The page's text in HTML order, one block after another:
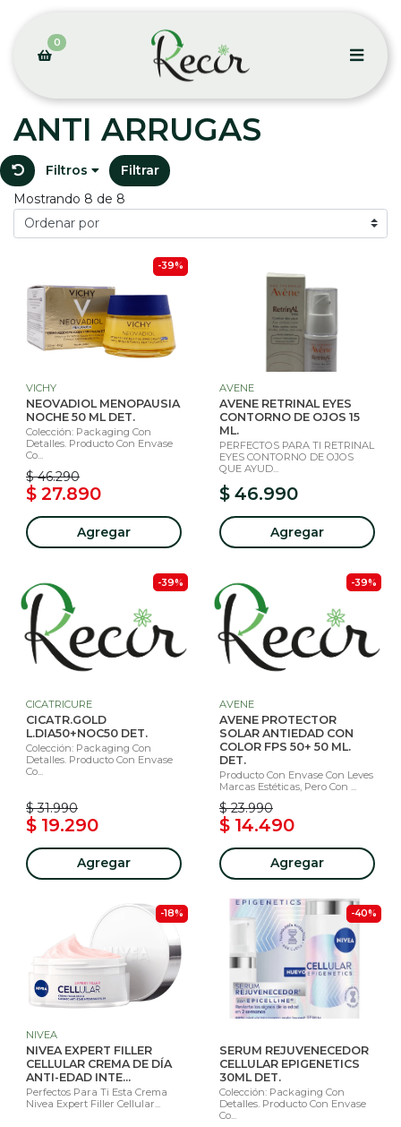
0
ANTI ARRUGAS
Filtros
Filtrar
Mostrando 8 de 8
-39%
VICHY
NEOVADIOL MENOPAUSIA
NOCHE 50 ML DET.
Colección: Packaging Con
Detalles. Producto Con Envase
Co...
$ 46.290
$ 27.890
Agregar
AVENE
AVENE RETRINAL EYES
CONTORNO DE OJOS 15
ML.
PERFECTOS PARA TI RETRINAL
EYES CONTORNO DE OJOS
QUE AYUD...
$ 46.990
Agregar
-39%
CICATRICURE
CICATR.GOLD
L.DIA50+NOC50 DET.
Colección: Packaging Con
Detalles. Producto Con Envase
Co...
$ 31.990
$ 19.290
Agregar
-39%
AVENE
AVENE PROTECTOR
SOLAR ANTIEDAD CON
COLOR FPS 50+ 50 ML.
DET.
Producto Con Envase Con Leves
Marcas Estéticas, Pero Con ...
$ 23.990
$ 14.490
Agregar
-18%
NIVEA
NIVEA EXPERT FILLER
CELLULAR CREMA DE DÍA
ANTI-EDAD INTE...
Perfectos Para Ti Esta Crema
Nivea Expert Filler Cellular...
-40%
SERUM REJUVENECEDOR
CELLULAR EPIGENETICS
30ML DET.
Colección: Packaging Con
Detalles. Producto Con Envase
Co...